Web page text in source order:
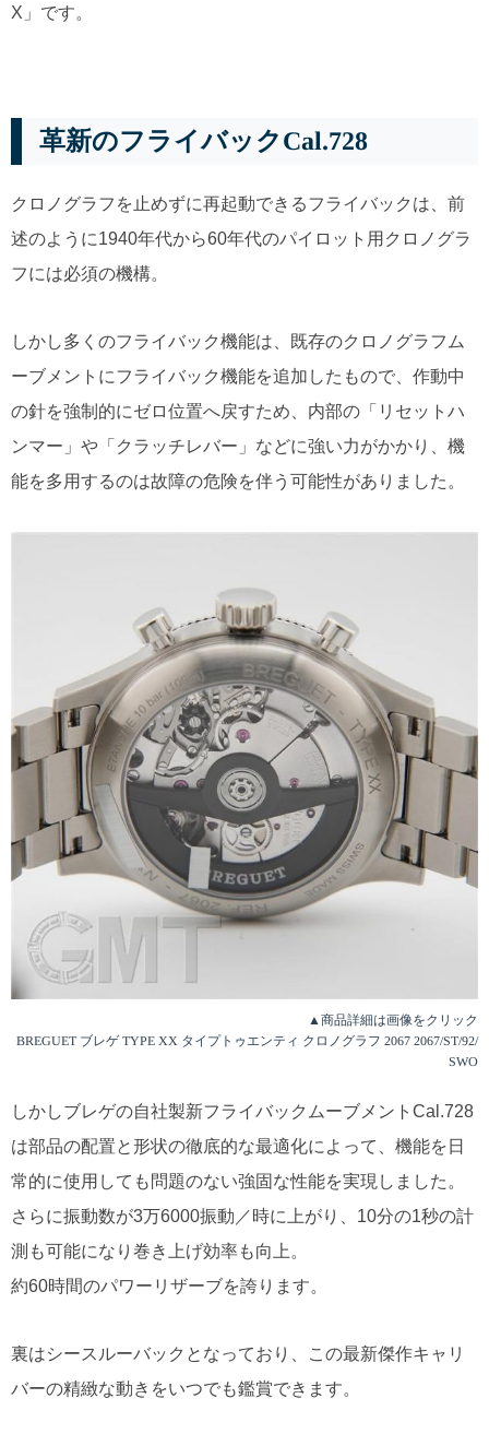
X」です。
革新のフライバックCal.728
クロノグラフを止めずに再起動できるフライバックは、前
述のように1940年代から60年代のパイロット用クロノグラ
フには必須の機構。
しかし多くのフライバック機能は、既存のクロノグラフム
ーブメントにフライバック機能を追加したもので、作動中
の針を強制的にゼロ位置へ戻すため、内部の「リセットハ
ンマー」や「クラッチレバー」などに強い力がかかり、機
能を多用するのは故障の危険を伴う可能性がありました。
▲商品詳細は画像をクリック
BREGUET ブレゲ TYPE XX タイプトゥエンティ クロノグラフ 2067 2067/ST/92/
SWO
しかしブレゲの自社製新フライバックムーブメントCal.728
は部品の配置と形状の徹底的な最適化によって、機能を日
常的に使用しても問題のない強固な性能を実現しました。
さらに振動数が3万6000振動／時に上がり、10分の1秒の計
測も可能になり巻き上げ効率も向上。
約60時間のパワーリザーブを誇ります。
裏はシースルーバックとなっており、この最新傑作キャリ
バーの精緻な動きをいつでも鑑賞できます。